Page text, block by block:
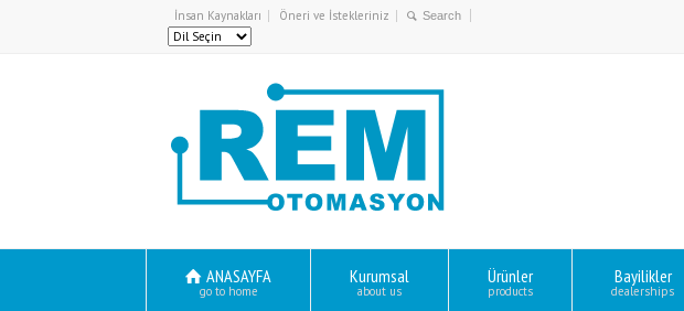
İnsan Kaynakları Öneri ve İstekleriniz
ANASAYFA
go to home
Kurumsal
about us
Ürünler
products
Bayilikler
dealerships